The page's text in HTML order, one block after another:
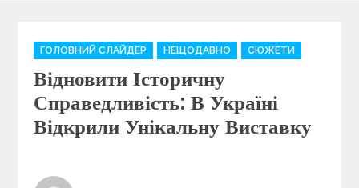
C
a
e
g
o
e
ГОЛОВНИЙ СЛАЙДЕР НЕЩОДАВНО СЮЖЕТИ
Відновити Історичну
Справедливість: В Україні
Відкрили Унікальну Виставку